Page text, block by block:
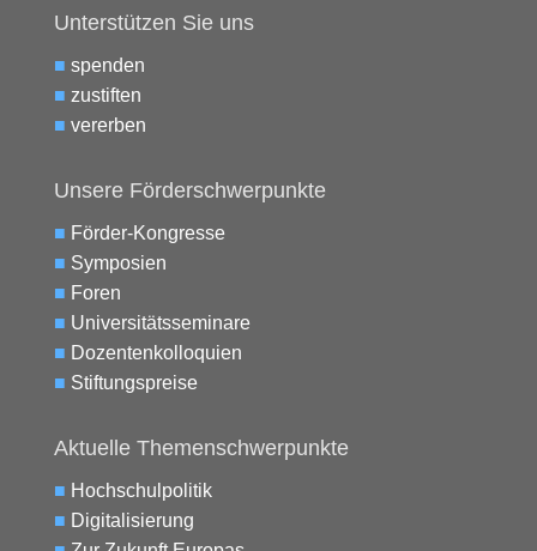
Unterstützen Sie uns
■ spenden
■ zustiften
■ vererben
Unsere Förderschwerpunkte
■ Förder-Kongresse
■ Symposien
■ Foren
■ Universitätsseminare
■ Dozentenkolloquien
■ Stiftungspreise
Aktuelle Themenschwerpunkte
■ Hochschulpolitik
■ Digitalisierung